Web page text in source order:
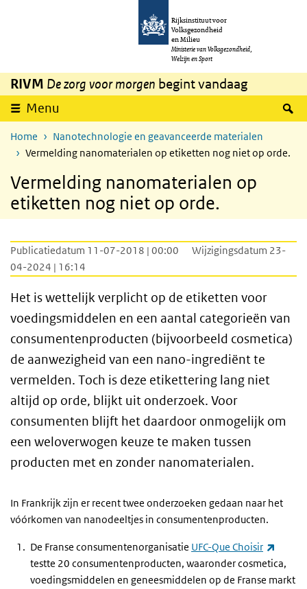
Overslaan en naar de inhoud gaan
Rijksinstituut voor
Volksgezondheid
en Milieu
Ministerie van Volksgezondheid,
Welzijn en Sport
RIVM De zorg voor morgen begint vandaag
Menu
Home
Nanotechnologie en geavanceerde materialen
Vermelding nanomaterialen op etiketten nog niet op orde.
Vermelding nanomaterialen op
etiketten nog niet op orde.
Publicatiedatum 11-07-2018 | 00:00
Wijzigingsdatum 23-
04-2024 | 16:14
Het is wettelijk verplicht op de etiketten voor
voedingsmiddelen en een aantal categorieën van
consumentenproducten (bijvoorbeeld cosmetica)
de aanwezigheid van een nano-ingrediënt te
vermelden. Toch is deze etikettering lang niet
altijd op orde, blijkt uit onderzoek. Voor
consumenten blijft het daardoor onmogelijk om
een weloverwogen keuze te maken tussen
producten met en zonder nanomaterialen.
In Frankrijk zijn er recent twee onderzoeken gedaan naar het
vóórkomen van nanodeeltjes in consumentenproducten.
De Franse consumentenorganisatie UFC-Que Choisir
testte 20 consumentenproducten, waaronder cosmetica,
voedingsmiddelen en geneesmiddelen op de Franse markt